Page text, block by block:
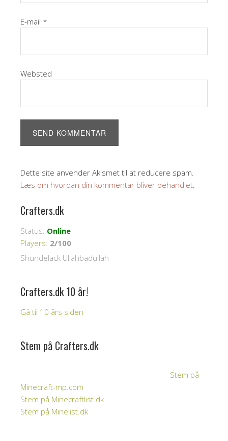
E-mail *
Websted
Dette site anvender Akismet til at reducere spam.
Læs om hvordan din kommentar bliver behandlet.
Crafters.dk
Status: Online
Players: 2/100
Shundelack Ullahbadullah
Crafters.dk 10 år!
Gå til 10 års siden
Stem på Crafters.dk
Stem på
Minecraft-mp.com
Stem på Minecraftlist.dk
Stem på Minelist.dk